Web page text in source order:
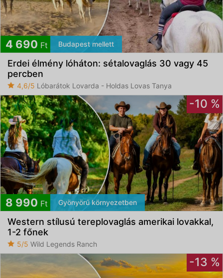
4 690 Ft Budapest mellett
Erdei élmény lóháton: sétalovaglás 30 vagy 45
percben
4,6/5 Lóbarátok Lovarda - Holdas Lovas Tanya
-10 %
8 990 Ft Gyönyörű környezetben
Western stílusú tereplovaglás amerikai lovakkal,
1-2 főnek
5/5 Wild Legends Ranch
-13 %